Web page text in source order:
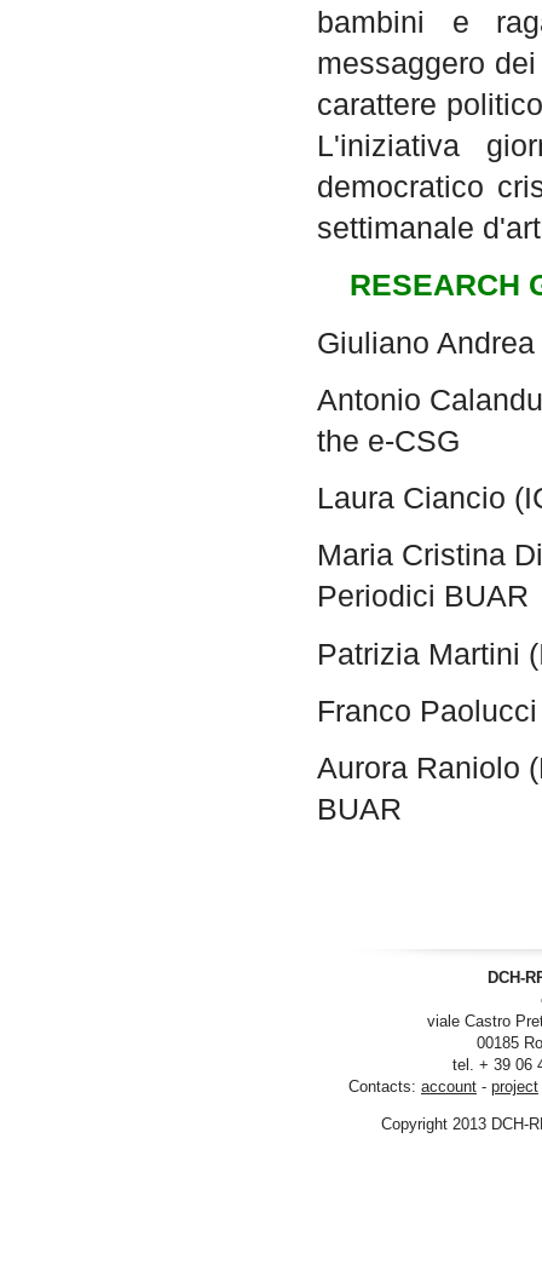
bambini e
messaggero
carattere
L'iniziativa
democratico
settimanale
RESEARCH
Giuliano
Antonio
the e-CSG
Laura Ciancio
Maria Cristina
Periodici BUAR
Patrizia Martini
Franco
Aurora Raniolo
BUAR
DCH-
viale Castro
00185
tel. + 39 06
Contacts: account - project
Copyright 2013 DCH-